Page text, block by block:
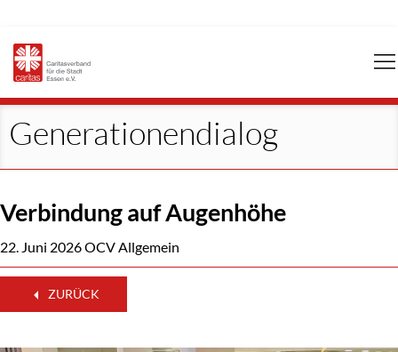
Generationendialog
Verbindung auf Augenhöhe
22. Juni 2026OCV Allgemein
ZURÜCK